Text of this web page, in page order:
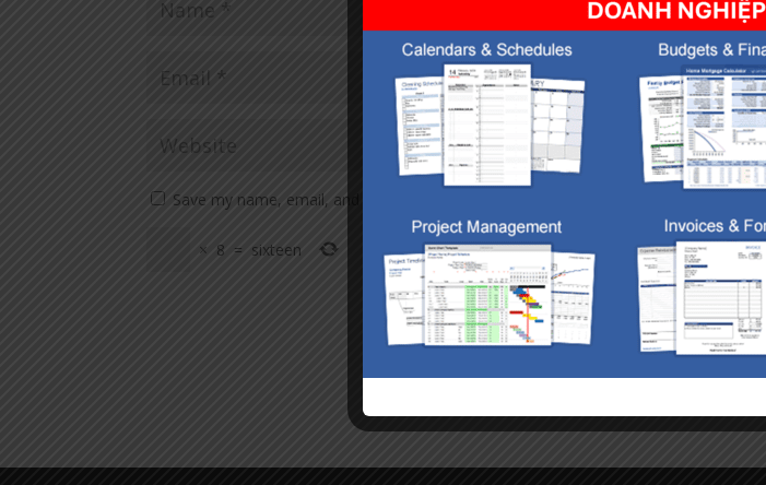
Save my name, email, and website in this browser for the next time I comment.
× 8 = sixteen